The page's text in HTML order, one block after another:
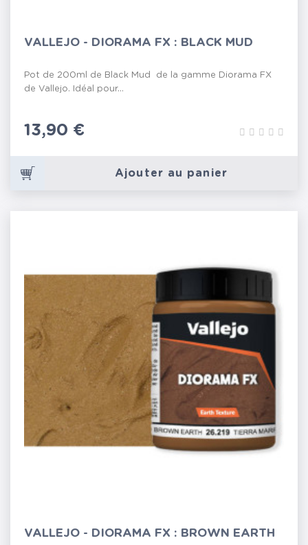
VALLEJO - DIORAMA FX : BLACK MUD
Pot de 200ml de Black Mud de la gamme Diorama FX
de Vallejo. Idéal pour...
Prix
13,90 €
Ajouter au panier
VALLEJO - DIORAMA FX : BROWN EARTH